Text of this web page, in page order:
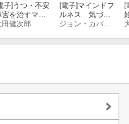
す瞑想
す瞑想
る
子]うつ・不安
を治すマイ
ドフルネス
田健次郎
[電子]マインドフ
ルネス 気づき
の子育て
[